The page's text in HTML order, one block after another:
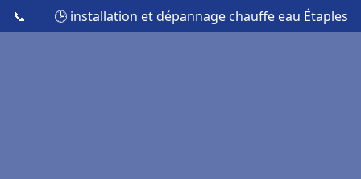
📞 🕒 installation et dépannage chauffe eau Étaples